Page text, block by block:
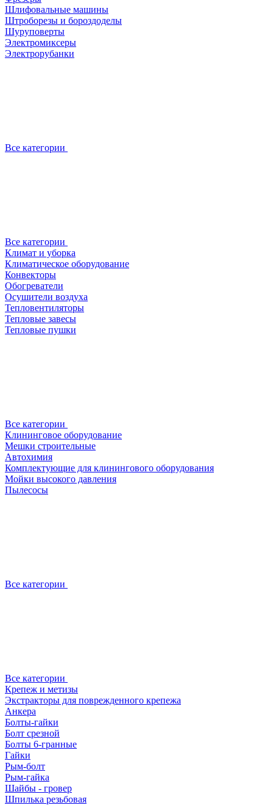
Шлифовальные машины
Штроборезы и бороздоделы
Шуруповерты
Электромиксеры
Электрорубанки
Все категории
Все категории
Климат и уборка
Климатическое оборудование
Конвекторы
Обогреватели
Осушители воздуха
Тепловентиляторы
Тепловые завесы
Тепловые пушки
Все категории
Клининговое оборудование
Мешки строительные
Автохимия
Комплектующие для клинингового оборудования
Мойки высокого давления
Пылесосы
Все категории
Все категории
Крепеж и метизы
Экстракторы для поврежденного крепежа
Анкера
Болты-гайки
Болт срезной
Болты 6-гранные
Гайки
Рым-болт
Рым-гайка
Шайбы - гровер
Шпилька резьбовая